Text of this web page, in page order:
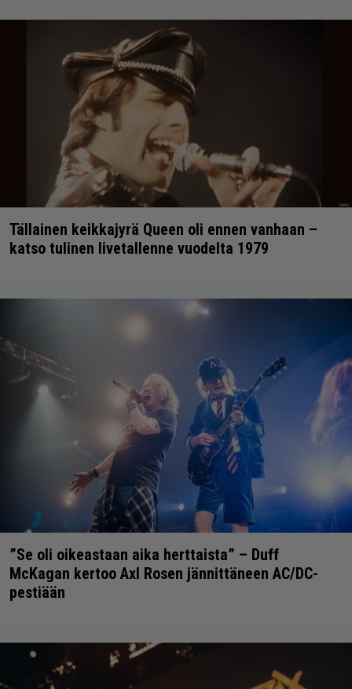
Tällainen keikkajyrä Queen oli ennen vanhaan –
katso tulinen livetallenne vuodelta 1979
”Se oli oikeastaan aika herttaista” – Duff
McKagan kertoo Axl Rosen jännittäneen AC/DC-
pestiään